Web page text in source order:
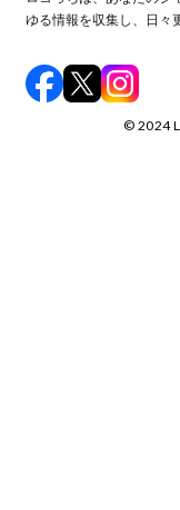
ゆる情報を収集し、日々
©️ 2024